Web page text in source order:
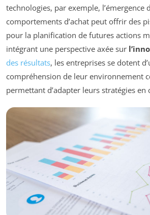
technologies, par exemple, l’émergence
comportements d’achat peut offrir des
pour la planification de futures actions
intégrant une perspective axée sur
des résultats, les entreprises se dotent
compréhension de leur environnement
permettant d’adapter leurs stratégies en